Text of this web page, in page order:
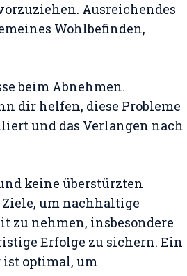
Ausreichendes
Wohlbefinden,
beim Abnehmen.
dir helfen, diese Probleme
und das Verlangen nach
keine überstürzten
um nachhaltige
zu nehmen, insbesondere
Erfolge zu sichern. Ein
ist optimal, um